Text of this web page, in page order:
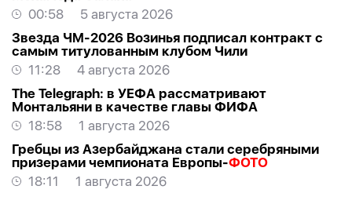
00:58
5 августа 2026
Звезда ЧМ-2026 Возинья подписал контракт с
самым титулованным клубом Чили
11:28
4 августа 2026
The Telegraph: в УЕФА рассматривают
Монтальяни в качестве главы ФИФА
18:58
1 августа 2026
Гребцы из Азербайджана стали серебряными
призерами чемпионата Европы-ФОТО
18:11
1 августа 2026